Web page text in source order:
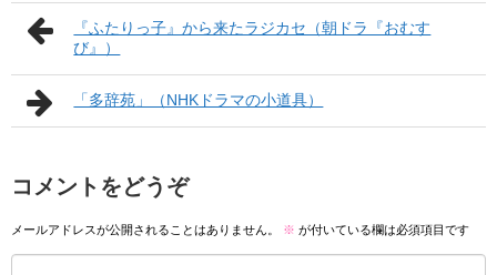
『ふたりっ子』から来たラジカセ（朝ドラ『おむす
び』）
「多辞苑」（NHKドラマの小道具）
コメントをどうぞ
メールアドレスが公開されることはありません。 ※ が付いている欄は必須項目です